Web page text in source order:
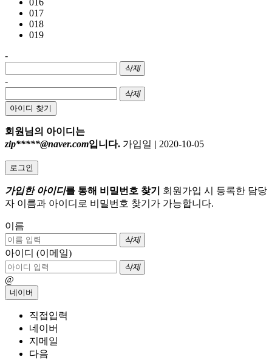
017
018
019
-
삭제
-
삭제
아이디 찾기
회원님의 아이디는
zip*****@naver.com입니다. 가입일 | 2020-10-05
로그인
가입한 아이디를 통해 비밀번호 찾기
회원가입 시 등록한 담당
자 이름과 아이디로 비밀번호 찾기가 가능합니다.
이름
삭제
아이디 (이메일)
삭제
@
네이버
직접입력
네이버
지메일
다음